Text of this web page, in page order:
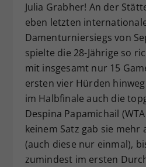
Julia Grabher! An der
eben letzten
Damenturniersiegs von
spielte die 28-Jährige so
mit insgesamt nur 15
ersten vier Hürden
im Halbfinale auch die
Despina Papamichail
keinem Satz gab sie mehr
(auch diese nur einmal),
zumindest im ersten